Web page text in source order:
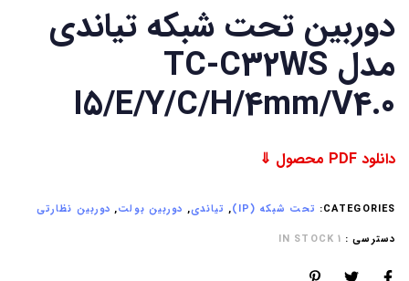
دوربین تحت شبکه تیاندی
مدل TC-C32WS
I5/E/Y/C/H/4mm/V4.0
دانلود PDF محصول ⇓
CATEGORIES: تحت شبکه (IP) , تیاندی, دوربین بولت, دوربین نظارتی
دسترسی : 1 IN STOCK